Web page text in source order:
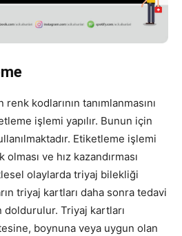
renk kodlarının tanımlanmasını
işlemi yapılır. Bunun için
Etiketleme işlemi
ve hız kazandırması
olaylarda triyaj bilekliği
triyaj kartları daha sonra tedavi
doldurulur. Triyaj kartları
boynuna veya uygun olan